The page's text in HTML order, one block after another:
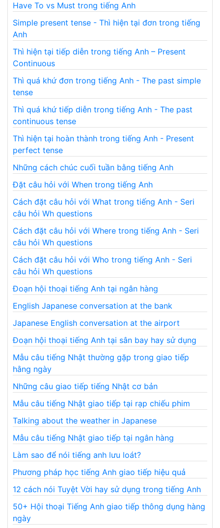
Have To vs Must trong tiếng Anh
Simple present tense - Thì hiện tại đơn trong tiếng
Anh
Thì hiện tại tiếp diễn trong tiếng Anh – Present
Continuous
Thì quá khứ đơn trong tiếng Anh - The past simple
tense
Thì quá khứ tiếp diễn trong tiếng Anh - The past
continuous tense
Thì hiện tại hoàn thành trong tiếng Anh - Present
perfect tense
Những cách chúc cuối tuần bằng tiếng Anh
Đặt câu hỏi với When trong tiếng Anh
Cách đặt câu hỏi với What trong tiếng Anh - Seri
câu hỏi Wh questions
Cách đặt câu hỏi với Where trong tiếng Anh - Seri
câu hỏi Wh questions
Cách đặt câu hỏi với Who trong tiếng Anh - Seri
câu hỏi Wh questions
Đoạn hội thoại tiếng Anh tại ngân hàng
English Japanese conversation at the bank
Japanese English conversation at the airport
Đoạn hội thoại tiếng Anh tại sân bay hay sử dụng
Mẫu câu tiếng Nhật thường gặp trong giao tiếp
hằng ngày
Những câu giao tiếp tiếng Nhật cơ bản
Mẫu câu tiếng Nhật giao tiếp tại rạp chiếu phim
Talking about the weather in Japanese
Mẫu câu tiếng Nhật giao tiếp tại ngân hàng
Làm sao để nói tiếng anh lưu loát?
Phương pháp học tiếng Anh giao tiếp hiệu quả
12 cách nói Tuyệt Vời hay sử dụng trong tiếng Anh
50+ Hội thoại Tiếng Anh giao tiếp thông dụng hàng
ngày